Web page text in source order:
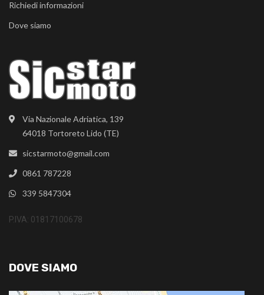
Via Nazionale Adriatica, 139
64018 Tortoreto Lido (TE)
sicstarmoto@gmail.com
0861 787228
339 5847304
P.IVA: 01817100678
Richiedi informazioni
Dove siamo
DOVE SIAMO